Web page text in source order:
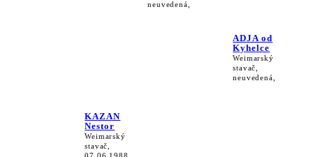
KAZAN
Nestor
Weimarský
stavač,
neuvedená,
ADJA od
Kyhelce
Weimarský
stavač,
neuvedená,